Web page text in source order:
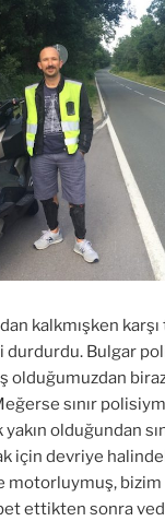
kalkmışken
durdurdu. Bulgar
olduğumuzdan
sınır
yakın olduğundan
için devriye
motorluymuş,
ettikten sonra